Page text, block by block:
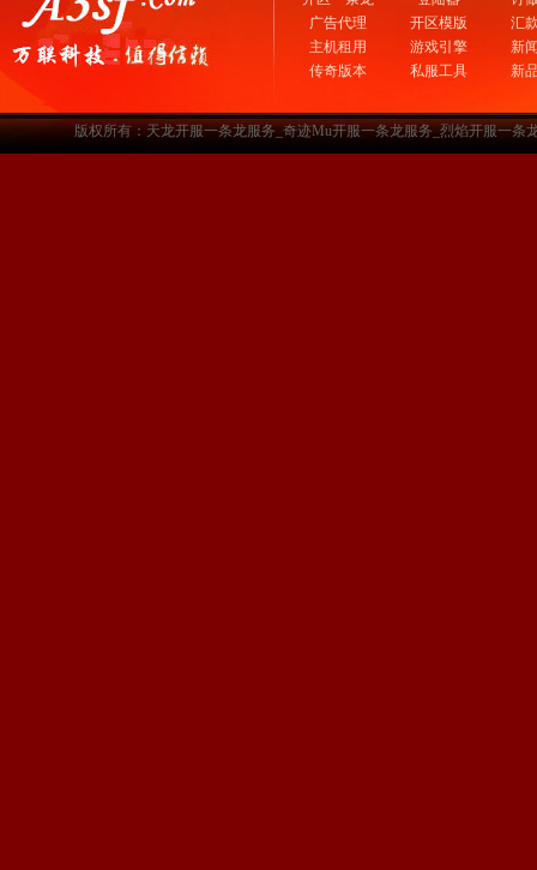
广告代理
主机租用
传奇版本
开区模版
游戏引擎
私服工具
汇
新
新
版权所有：天龙开服一条龙服务_奇迹Mu开服一条龙服务_烈焰开服一条